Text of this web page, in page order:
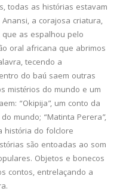
todas as histórias estavam
a corajosa criatura,
as espalhou pelo
oral africana que abrimos
tecendo a
do baú saem outras
mistérios do mundo e um
“Okipija”, um conto da
mundo; “Matinta Perera”,
história do folclore
são entoadas ao som
Objetos e bonecos
contos, entrelaçando a